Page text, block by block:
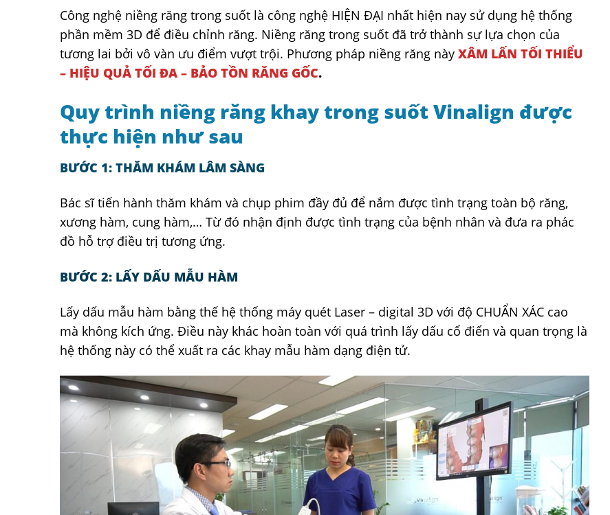
Công nghệ niềng răng trong suốt là công nghệ HIỆN ĐẠI nhất hiện nay sử dụng hệ thống
phần mềm 3D để điều chỉnh răng. Niềng răng trong suốt đã trở thành sự lựa chọn của
tương lai bởi vô vàn ưu điểm vượt trội. Phương pháp niềng răng này XÂM LẤN TỐI THIỂU
– HIỆU QUẢ TỐI ĐA – BẢO TỒN RĂNG GỐC.
Quy trình niềng răng khay trong suốt Vinalign được
thực hiện như sau
BƯỚC 1: THĂM KHÁM LÂM SÀNG
Bác sĩ tiến hành thăm khám và chụp phim đầy đủ để nắm được tình trạng toàn bộ răng,
xương hàm, cung hàm,… Từ đó nhận định được tình trạng của bệnh nhân và đưa ra phác
đồ hỗ trợ điều trị tương ứng.
BƯỚC 2: LẤY DẤU MẪU HÀM
Lấy dấu mẫu hàm bằng thế hệ thống máy quét Laser – digital 3D với độ CHUẨN XÁC cao
mà không kích ứng. Điều này khác hoàn toàn với quá trình lấy dấu cổ điển và quan trọng là
hệ thống này có thể xuất ra các khay mẫu hàm dạng điện tử.